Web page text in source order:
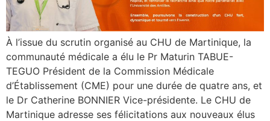
À l’issue du scrutin organisé au CHU de Martinique, la
communauté médicale a élu le Pr Maturin TABUE-
TEGUO Président de la Commission Médicale
d’Établissement (CME) pour une durée de quatre ans, et
le Dr Catherine BONNIER Vice-présidente. Le CHU de
Martinique adresse ses félicitations aux nouveaux élus